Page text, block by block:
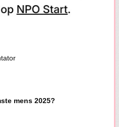
mens 2025?